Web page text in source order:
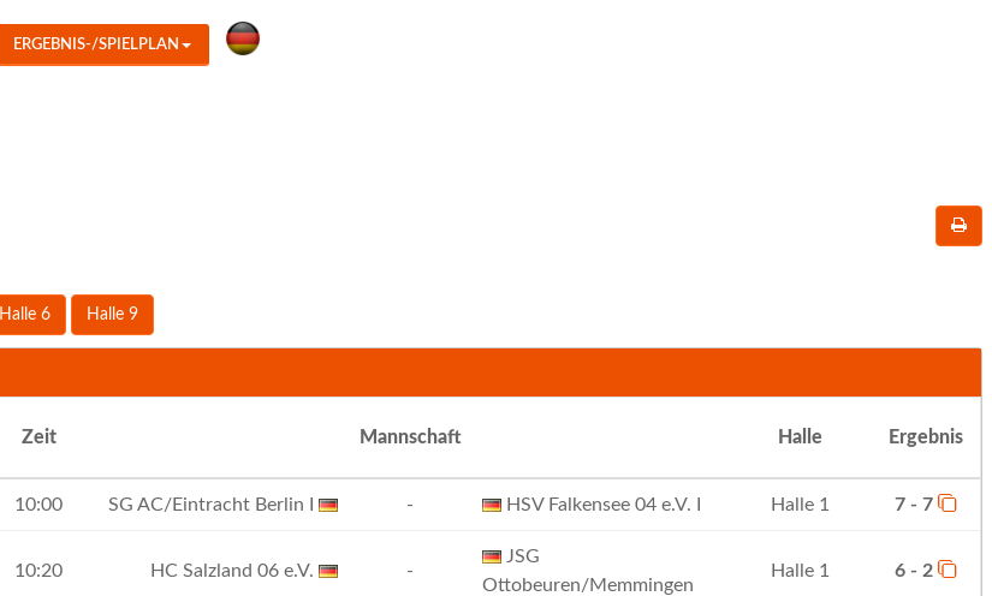
ERGEBNIS-/SPIELPLAN
Halle 6 Halle 9
Zeit Mannschaft Halle Ergebnis
10:00 SG AC/Eintracht Berlin I - HSV Falkensee 04 e.V. I Halle 1 7 - 7
10:20 HC Salzland 06 e.V. -
JSG
Ottobeuren/Memmingen
Halle 1 6 - 2